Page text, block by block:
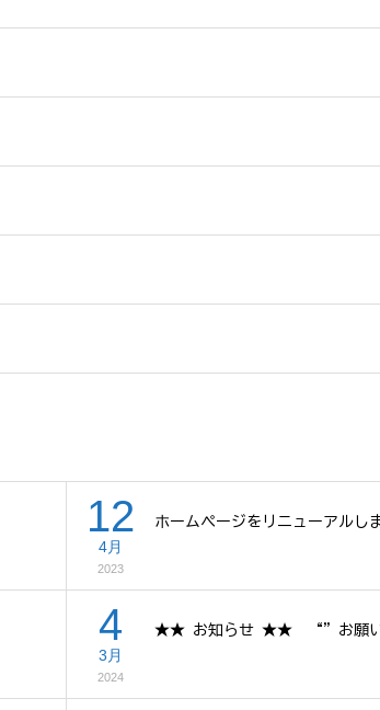
12
4月
2023
ホームページをリニューアルし
4
3月
2024
★★ お知らせ ★★ “”お願